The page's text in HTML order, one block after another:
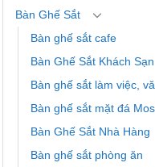
Bàn Ghế Sắt
Bàn ghế sắt cafe
Bàn Ghế Sắt Khách Sạn
Bàn ghế sắt làm việc,
Bàn ghế sắt mặt đá
Bàn Ghế Sắt Nhà Hàng
Bàn ghế sắt phòng ăn